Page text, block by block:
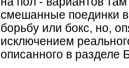
смешанные поединки
борьбу или бокс, но,
исключением
описанного в разделе